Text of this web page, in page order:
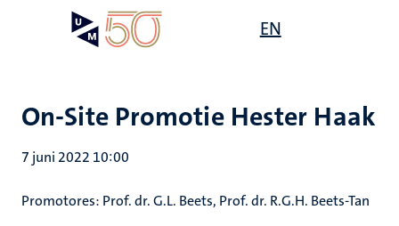
gaan
EN
On-Site Promotie Hester Haak
7 juni 2022 10:00
Promotores: Prof. dr. G.L. Beets, Prof. dr. R.G.H. Beets-Tan